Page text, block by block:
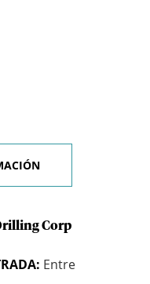
Corp
Entre